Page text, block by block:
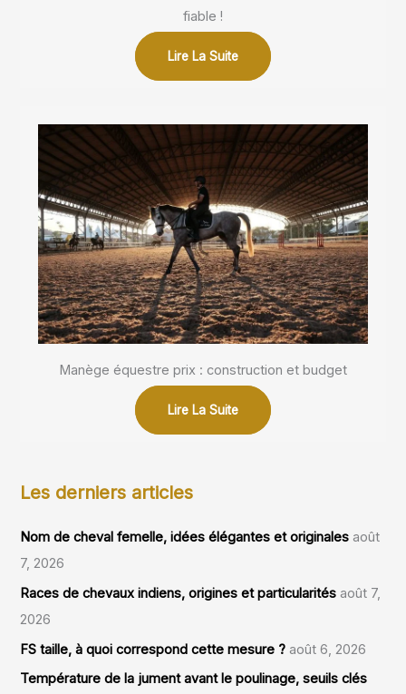
fiable !
Lire La Suite
Manège équestre prix : construction et budget
Lire La Suite
Les derniers articles
Nom de cheval femelle, idées élégantes et originales août
7, 2026
Races de chevaux indiens, origines et particularités août 7,
2026
FS taille, à quoi correspond cette mesure ? août 6, 2026
Température de la jument avant le poulinage, seuils clés